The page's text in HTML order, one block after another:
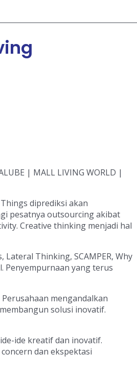
| MALL LIVING WORLD |
diprediksi akan
pesatnya outsourcing akibat
Creative thinking menjadi hal
Thinking, SCAMPER, Why
Penyempurnaan yang terus
mengandalkan
solusi inovatif.
ide kreatif dan inovatif.
dan ekspektasi